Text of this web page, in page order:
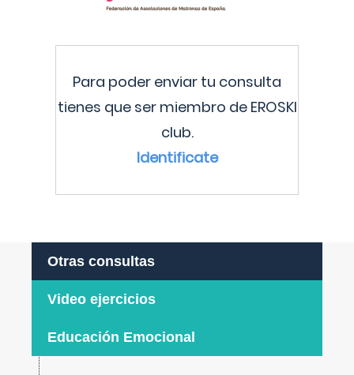
Para poder enviar tu consulta
tienes que ser miembro de EROSKI
club.
Identificate
Otras consultas
Video ejercicios
Educación Emocional